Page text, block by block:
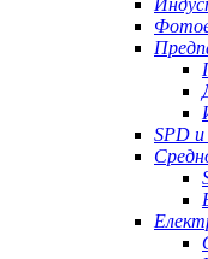
SPD